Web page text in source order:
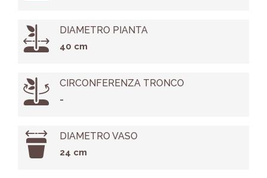
DIAMETRO PIANTA
40 cm
CIRCONFERENZA TRONCO
-
DIAMETRO VASO
24 cm